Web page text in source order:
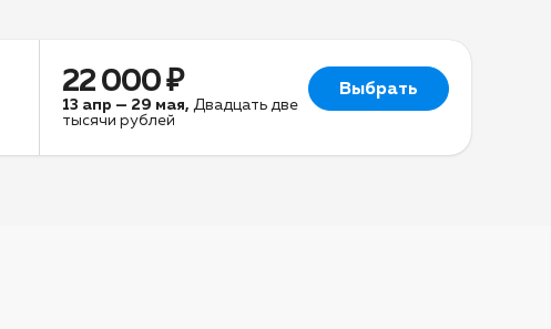
22 000 ₽
13 апр — 29 мая, Двадцать две
тысячи рублей
Выбрать